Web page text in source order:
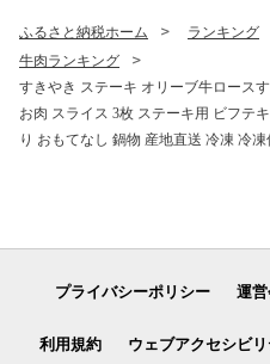
ふるさと納税ホーム ランキング
牛肉ランキング
すきやき ステーキ オリーブ牛ロース
お肉 スライス 3枚 ステーキ用 ビフテ
り おもてなし 鍋物 産地直送 冷凍 冷凍
プライバシーポリシー 運
利用規約 ウェブアクセシビ